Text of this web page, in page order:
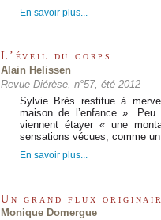
En savoir plus...
L’éveil du corps
Alain Helissen
Revue Diérèse, n°57, été 2012
Sylvie Brès restitue à
maison de l’enfance ».
viennent étayer « une
sensations vécues, comme
En savoir plus...
Un grand flux
Monique Domergue